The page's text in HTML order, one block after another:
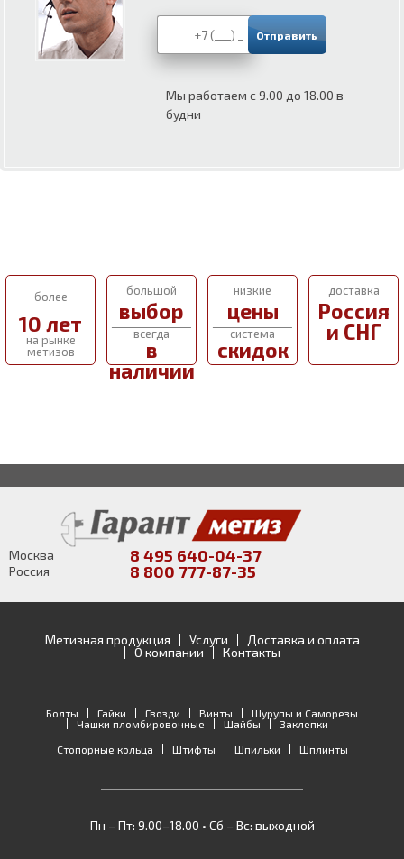
Мы работаем с 9.00 до 18.00 в
будни
более
10 лет
на рынке
метизов
большой
выбор
всегда
в
наличии
низкие
цены
система
скидок
доставка
Россия
и СНГ
Москва 8 495 640-04-37
Россия 8 800 777-87-35
Метизная продукция Услуги
Доставка и оплата
О компании
Контакты
Болты Гайки Гвозди Винты
Шурупы и Саморезы
Чашки пломбировочные
Шайбы
Заклепки
Стопорные кольца
Штифты Шпильки Шплинты
Пн – Пт: 9.00–18.00 • Сб – Вс: выходной